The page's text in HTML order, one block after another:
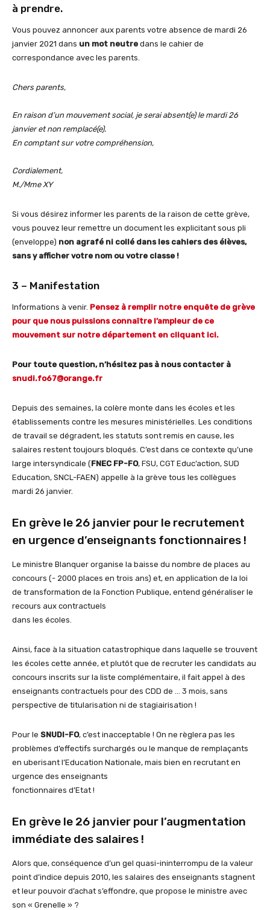
à prendre.
Vous pouvez annoncer aux parents votre absence de mardi 26
janvier 2021 dans un mot neutre dans le cahier de
correspondance avec les parents.
Chers parents,
En raison d’un mouvement social, je serai absent(e) le mardi 26
janvier et non remplacé(e).
En comptant sur votre compréhension,
Cordialement,
M./Mme XY
Si vous désirez informer les parents de la raison de cette grève,
vous pouvez leur remettre un document les explicitant sous pli
(enveloppe) non agrafé ni collé dans les cahiers des élèves,
sans y afficher votre nom ou votre classe !
3 – Manifestation
Informations à venir. Pensez à remplir notre enquête de grève
pour que nous puissions connaître l’ampleur de ce
mouvement sur notre département en cliquant ici.
Pour toute question, n’hésitez pas à nous contacter à
snudi.fo67@orange.fr
Depuis des semaines, la colère monte dans les écoles et les
établissements contre les mesures ministérielles. Les conditions
de travail se dégradent, les statuts sont remis en cause, les
salaires restent toujours bloqués. C’est dans ce contexte qu’une
large intersyndicale (FNEC FP-FO, FSU, CGT Educ’action, SUD
Education, SNCL-FAEN) appelle à la grève tous les collègues
mardi 26 janvier.
En grève le 26 janvier pour le recrutement
en urgence d’enseignants fonctionnaires !
Le ministre Blanquer organise la baisse du nombre de places au
concours (- 2000 places en trois ans) et, en application de la loi
de transformation de la Fonction Publique, entend généraliser le
recours aux contractuels
dans les écoles.
Ainsi, face à la situation catastrophique dans laquelle se trouvent
les écoles cette année, et plutôt que de recruter les candidats au
concours inscrits sur la liste complémentaire, il fait appel à des
enseignants contractuels pour des CDD de … 3 mois, sans
perspective de titularisation ni de stagiairisation !
Pour le SNUDI-FO, c’est inacceptable ! On ne règlera pas les
problèmes d’effectifs surchargés ou le manque de remplaçants
en uberisant l’Education Nationale, mais bien en recrutant en
urgence des enseignants
fonctionnaires d’Etat !
En grève le 26 janvier pour l’augmentation
immédiate des salaires !
Alors que, conséquence d’un gel quasi-ininterrompu de la valeur
point d’indice depuis 2010, les salaires des enseignants stagnent
et leur pouvoir d’achat s’effondre, que propose le ministre avec
son « Grenelle » ?